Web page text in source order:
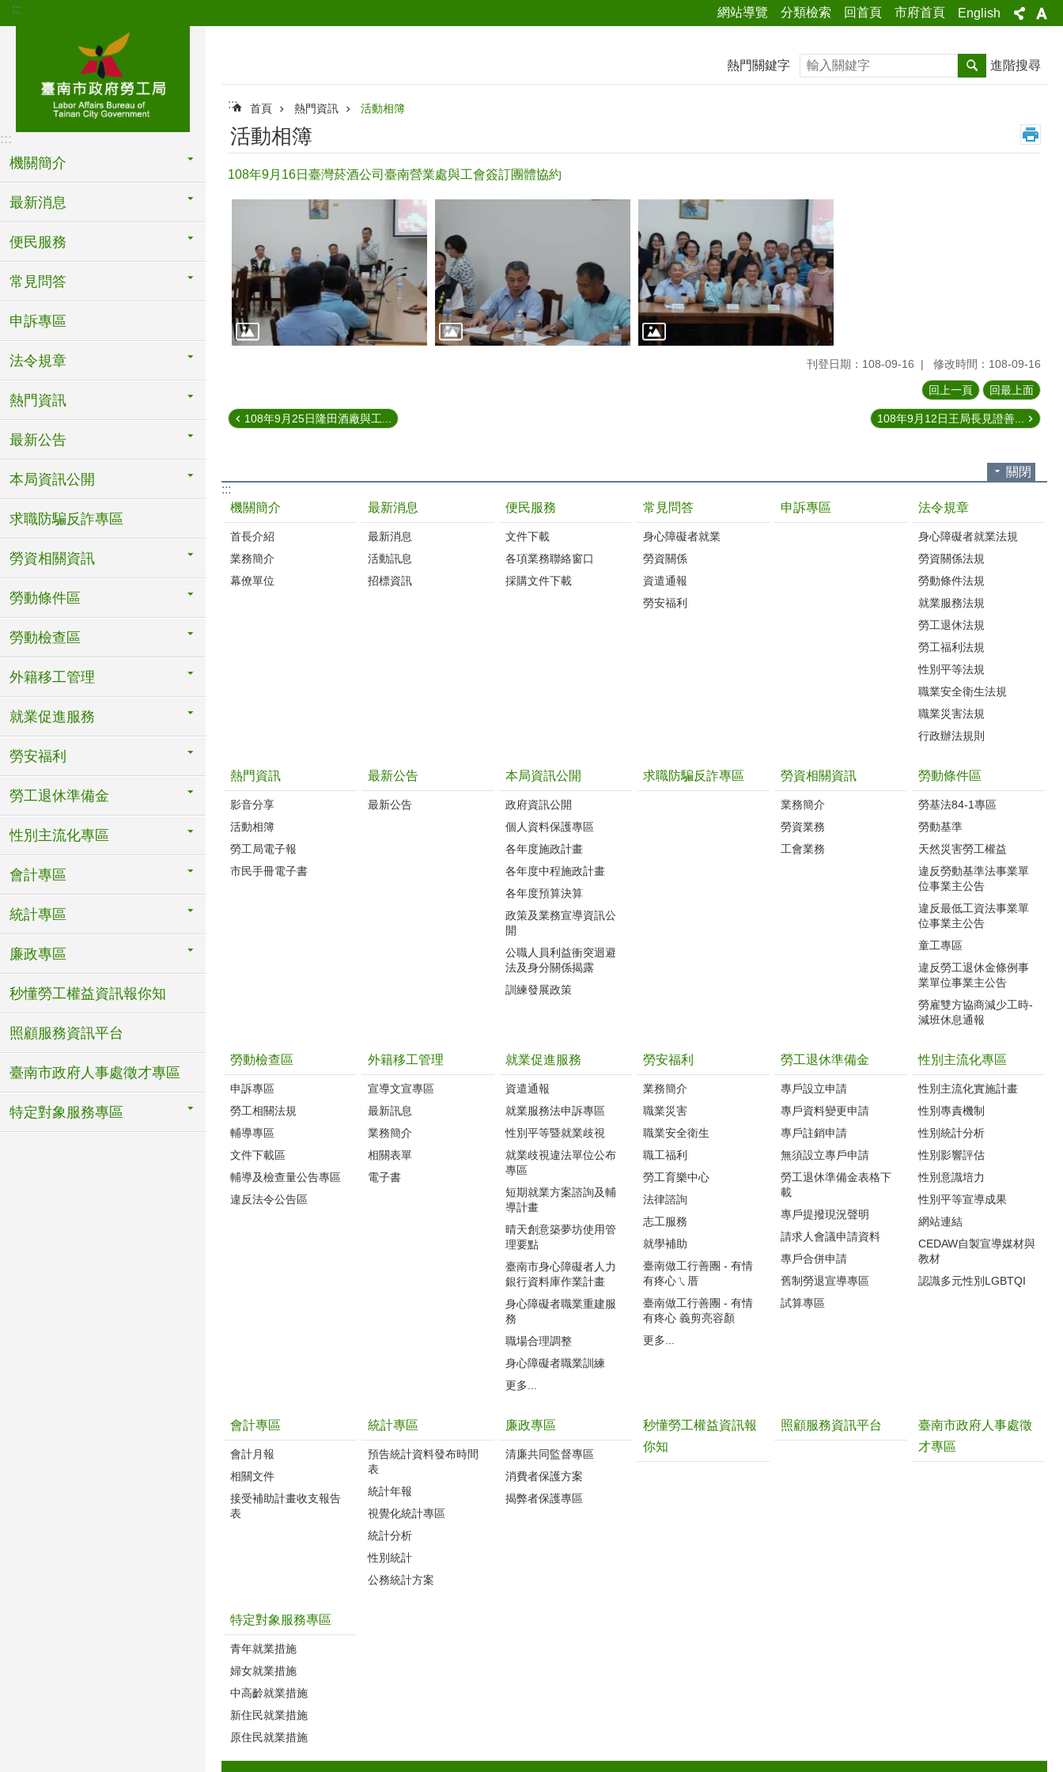
跳到主要內容區塊
::: 網站導覽 分類檢索 回首頁 市府首頁 English
:::
機關簡介
最新消息
便民服務
常見問答
申訴專區
法令規章
熱門資訊
最新公告
本局資訊公開
求職防騙反詐專區
勞資相關資訊
勞動條件區
勞動檢查區
外籍移工管理
就業促進服務
勞安福利
勞工退休準備金
性別主流化專區
會計專區
統計專區
廉政專區
秒懂勞工權益資訊報你知
照顧服務資訊平台
臺南市政府人事處徵才專區
特定對象服務專區
熱門關鍵字 搜尋 進階搜尋
::: 首頁 熱門資訊 活動相簿
活動相簿
108年9月16日臺灣菸酒公司臺南營業處與工會簽訂團體協約
刊登日期：108-09-16 修改時間：108-09-16
回上一頁 回最上面
108年9月25日隆田酒廠與工... 108年9月12日王局長見證善...
關閉
:::
機關簡介
首長介紹
業務簡介
幕僚單位
最新消息
最新消息
活動訊息
招標資訊
便民服務
文件下載
各項業務聯絡窗口
採購文件下載
常見問答
身心障礙者就業
勞資關係
資遣通報
勞安福利
申訴專區 法令規章
身心障礙者就業法規
勞資關係法規
勞動條件法規
就業服務法規
勞工退休法規
勞工福利法規
性別平等法規
職業安全衛生法規
職業災害法規
行政辦法規則
熱門資訊
影音分享
活動相簿
勞工局電子報
市民手冊電子書
最新公告
最新公告
本局資訊公開
政府資訊公開
個人資料保護專區
各年度施政計畫
各年度中程施政計畫
各年度預算決算
政策及業務宣導資訊公
開
公職人員利益衝突迴避
法及身分關係揭露
訓練發展政策
求職防騙反詐專區 勞資相關資訊
業務簡介
勞資業務
工會業務
勞動條件區
勞基法84-1專區
勞動基準
天然災害勞工權益
違反勞動基準法事業單
位事業主公告
違反最低工資法事業單
位事業主公告
童工專區
違反勞工退休金條例事
業單位事業主公告
勞雇雙方協商減少工時-
減班休息通報
勞動檢查區
申訴專區
勞工相關法規
輔導專區
文件下載區
輔導及檢查量公告專區
違反法令公告區
外籍移工管理
宣導文宣專區
最新訊息
業務簡介
相關表單
電子書
就業促進服務
資遣通報
就業服務法申訴專區
性別平等暨就業歧視
就業歧視違法單位公布
專區
短期就業方案諮詢及輔
導計畫
晴天創意築夢坊使用管
理要點
臺南市身心障礙者人力
銀行資料庫作業計畫
身心障礙者職業重建服
務
職場合理調整
身心障礙者職業訓練
更多...
勞安福利
業務簡介
職業災害
職業安全衛生
職工福利
勞工育樂中心
法律諮詢
志工服務
就學補助
臺南做工行善團 - 有情
有疼心ㄟ厝
臺南做工行善團 - 有情
有疼心 義剪亮容顏
更多...
勞工退休準備金
專戶設立申請
專戶資料變更申請
專戶註銷申請
無須設立專戶申請
勞工退休準備金表格下
載
專戶提撥現況聲明
請求人會議申請資料
專戶合併申請
舊制勞退宣導專區
試算專區
性別主流化專區
性別主流化實施計畫
性別專責機制
性別統計分析
性別影響評估
性別意識培力
性別平等宣導成果
網站連結
CEDAW自製宣導媒材與
教材
認識多元性別LGBTQI
會計專區
會計月報
相關文件
接受補助計畫收支報告
表
統計專區
預告統計資料發布時間
表
統計年報
視覺化統計專區
統計分析
性別統計
公務統計方案
廉政專區
清廉共同監督專區
消費者保護方案
揭弊者保護專區
秒懂勞工權益資訊報
你知
照顧服務資訊平台
臺南市政府人事處徵
才專區
特定對象服務專區
青年就業措施
婦女就業措施
中高齡就業措施
新住民就業措施
原住民就業措施